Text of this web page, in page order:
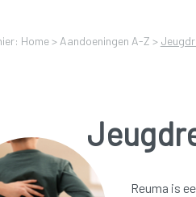
Home > Aandoeningen A-Z >
Reuma is